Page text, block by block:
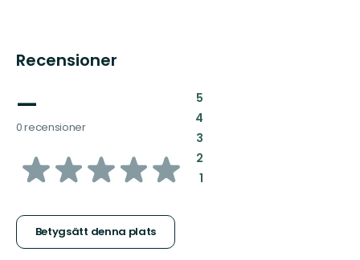
Recensioner
—
0 recensioner
av
stjärnor
Betygsätt denna plats
5:
4:
3:
2:
1: